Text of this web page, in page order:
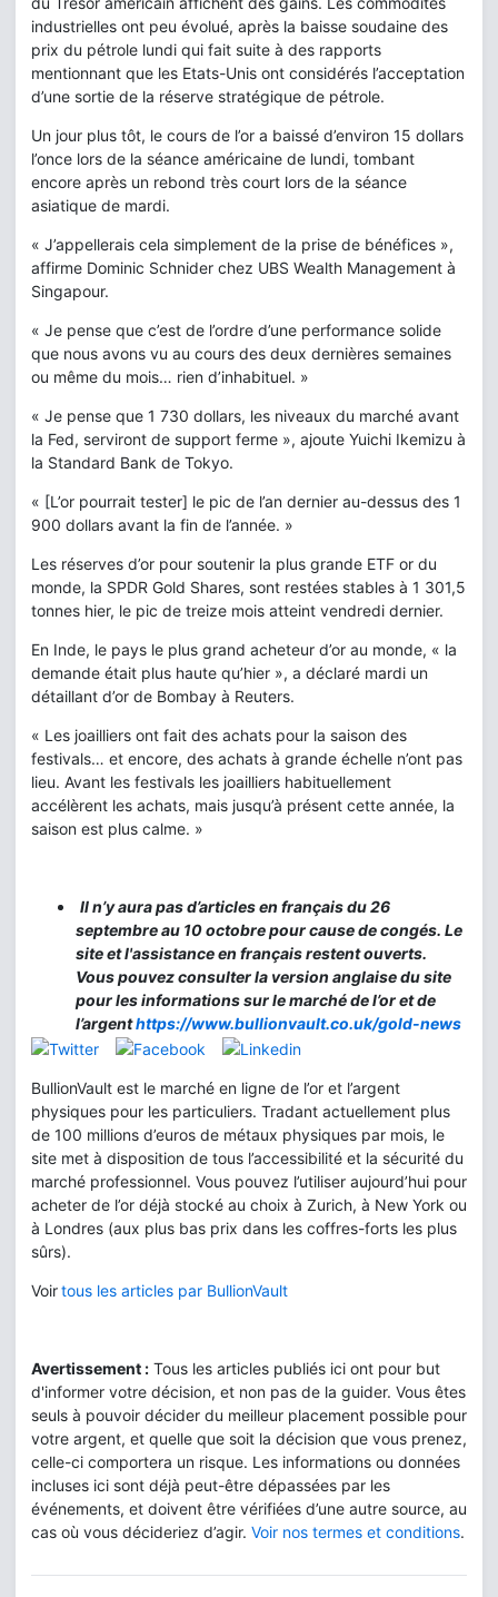
industrielles ont peu évolué, après la baisse soudaine des
prix du pétrole lundi qui fait suite à des rapports
mentionnant que les Etats-Unis ont considérés l’acceptation
d’une sortie de la réserve stratégique de pétrole.
Un jour plus tôt, le cours de l’or a baissé d’environ 15 dollars
l’once lors de la séance américaine de lundi, tombant
encore après un rebond très court lors de la séance
asiatique de mardi.
« J’appellerais cela simplement de la prise de bénéfices »,
affirme Dominic Schnider chez UBS Wealth Management à
Singapour.
« Je pense que c’est de l’ordre d’une performance solide
que nous avons vu au cours des deux dernières semaines
ou même du mois… rien d’inhabituel. »
« Je pense que 1 730 dollars, les niveaux du marché avant
la Fed, serviront de support ferme », ajoute Yuichi Ikemizu à
la Standard Bank de Tokyo.
« [L’or pourrait tester] le pic de l’an dernier au-dessus des 1
900 dollars avant la fin de l’année. »
Les réserves d’or pour soutenir la plus grande ETF or du
monde, la SPDR Gold Shares, sont restées stables à 1 301,5
tonnes hier, le pic de treize mois atteint vendredi dernier.
En Inde, le pays le plus grand acheteur d’or au monde, « la
demande était plus haute qu’hier », a déclaré mardi un
détaillant d’or de Bombay à Reuters.
« Les joailliers ont fait des achats pour la saison des
festivals… et encore, des achats à grande échelle n’ont pas
lieu. Avant les festivals les joailliers habituellement
accélèrent les achats, mais jusqu’à présent cette année, la
saison est plus calme. »
Il n’y aura pas d’articles en français du 26
septembre au 10 octobre pour cause de congés. Le
site et l'assistance en français restent ouverts.
Vous pouvez consulter la version anglaise du site
pour les informations sur le marché de l’or et de
l’argenthttps://www.bullionvault.co.uk/gold-news
BullionVault est le marché en ligne de l’or et l’argent
physiques pour les particuliers. Tradant actuellement plus
de 100 millions d’euros de métaux physiques par mois, le
site met à disposition de tous l’accessibilité et la sécurité du
marché professionnel. Vous pouvez l’utiliser aujourd’hui pour
acheter de l’or déjà stocké au choix à Zurich, à New York ou
à Londres (aux plus bas prix dans les coffres-forts les plus
sûrs).
Voirtous les articles par BullionVault
Avertissement : Tous les articles publiés ici ont pour but
d'informer votre décision, et non pas de la guider. Vous êtes
seuls à pouvoir décider du meilleur placement possible pour
votre argent, et quelle que soit la décision que vous prenez,
celle-ci comportera un risque. Les informations ou données
incluses ici sont déjà peut-être dépassées par les
événements, et doivent être vérifiées d’une autre source, au
cas où vous décideriez d’agir. Voir nos termes et conditions.